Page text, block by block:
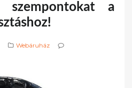
szempontokat a
Webáruház